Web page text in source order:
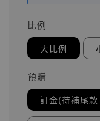
比例
大比例
預購
訂金(待補尾